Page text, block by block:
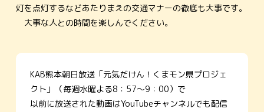
灯を点灯するなどあたりまえの交通マナーの徹底も大事です。
大事な人との時間を楽しんでください。
KAB熊本朝日放送「元気だけん！くまモン県プロジェ
クト」（毎週水曜よる8：57～9：00）で
以前に放送された動画はYouTubeチャンネルでも配信